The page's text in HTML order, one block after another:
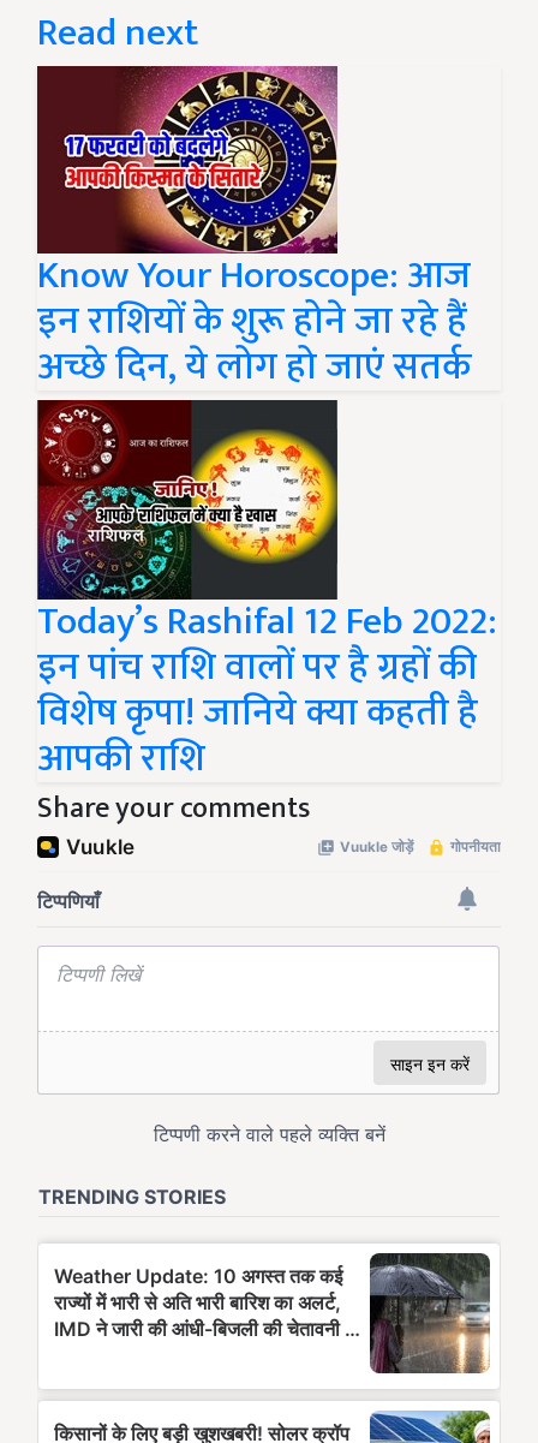
Read next
Know Your Horoscope: आज
इन राशियों के शुरू होने जा रहे हैं
अच्छे दिन, ये लोग हो जाएं सतर्क
Today’s Rashifal 12 Feb 2022:
इन पांच राशि वालों पर है ग्रहों की
विशेष कृपा! जानिये क्या कहती है
आपकी राशि
Share your comments